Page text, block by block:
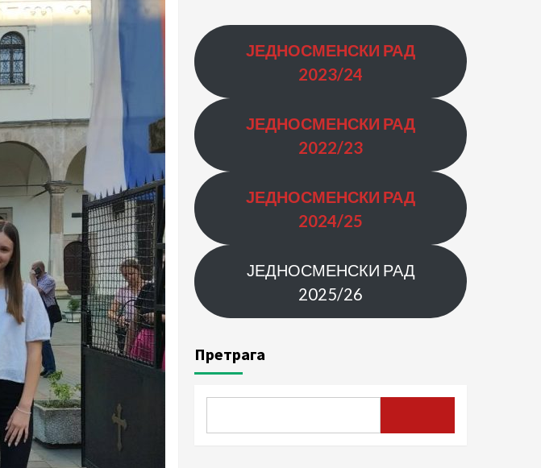
ЈЕДНОСМЕНСКИ РАД
2023/24
ЈЕДНОСМЕНСКИ РАД
2022/23
ЈЕДНОСМЕНСКИ РАД
2024/25
ЈЕДНОСМЕНСКИ РАД
2025/26
Претрага